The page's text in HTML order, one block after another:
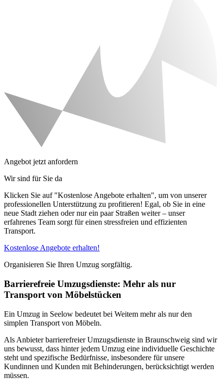
Angebot jetzt anfordern
Wir sind für Sie da
Klicken Sie auf "Kostenlose Angebote erhalten", um von unserer
professionellen Unterstützung zu profitieren! Egal, ob Sie in eine
neue Stadt ziehen oder nur ein paar Straßen weiter – unser
erfahrenes Team sorgt für einen stressfreien und effizienten
Transport.
Kostenlose Angebote erhalten!
Organisieren Sie Ihren Umzug sorgfältig.
Barrierefreie Umzugsdienste: Mehr als nur
Transport von Möbelstücken
Ein Umzug in Seelow bedeutet bei Weitem mehr als nur den
simplen Transport von Möbeln.
Als Anbieter barrierefreier Umzugsdienste in Braunschweig sind wir
uns bewusst, dass hinter jedem Umzug eine individuelle Geschichte
steht und spezifische Bedürfnisse, insbesondere für unsere
Kundinnen und Kunden mit Behinderungen, berücksichtigt werden
müssen.